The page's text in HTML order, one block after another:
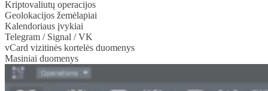
Kriptovaliutų operacijos
Geolokacijos žemėlapiai
Kalendoriaus įvykiai
Telegram / Signal / VK
vCard vizitinės kortelės duomenys
Masiniai duomenys